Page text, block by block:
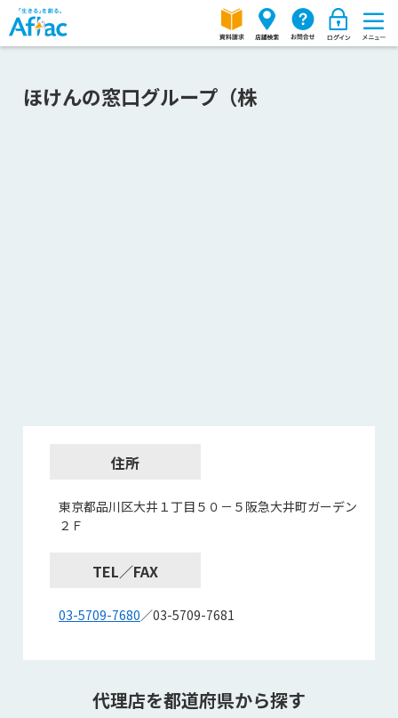
ほけんの窓口グループ（株
住所
東京都品川区大井１丁目５０－５阪急大井町ガーデン
２Ｆ
TEL／FAX
03-5709-7680／03-5709-7681
代理店を都道府県から探す